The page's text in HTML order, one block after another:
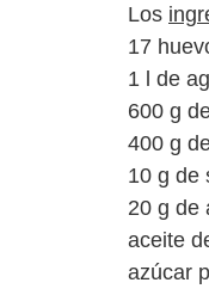
Los
17
1 l de
600 g
400 g
10 g de
20 g de
aceite
azúcar